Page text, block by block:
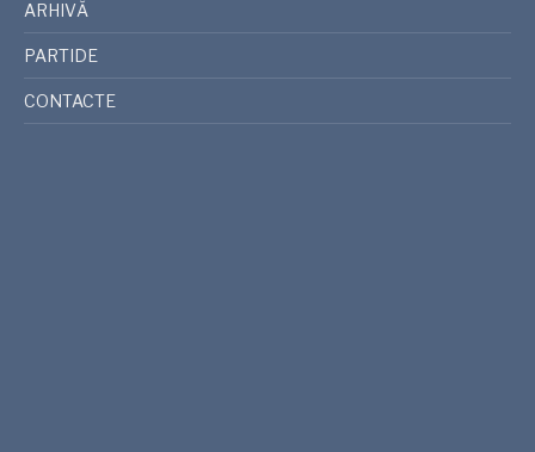
ARHIVĂ
PARTIDE
CONTACTE